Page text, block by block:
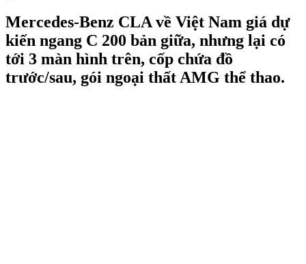
Mercedes-Benz CLA về Việt Nam giá dự
kiến ngang C 200 bản giữa, nhưng lại có
tới 3 màn hình trên, cốp chứa đồ
trước/sau, gói ngoại thất AMG thể thao.